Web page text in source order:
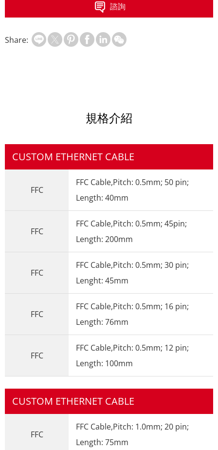
諮詢
Share:
規格介紹
CUSTOM ETHERNET CABLE
FFC
FFC Cable,Pitch: 0.5mm; 50 pin;
Length: 40mm
FFC
FFC Cable,Pitch: 0.5mm; 45pin;
Length: 200mm
FFC
FFC Cable,Pitch: 0.5mm; 30 pin;
Lenght: 45mm
FFC
FFC Cable,Pitch: 0.5mm; 16 pin;
Length: 76mm
FFC
FFC Cable,Pitch: 0.5mm; 12 pin;
Length: 100mm
CUSTOM ETHERNET CABLE
FFC
FFC Cable,Pitch: 1.0mm; 20 pin;
Length: 75mm